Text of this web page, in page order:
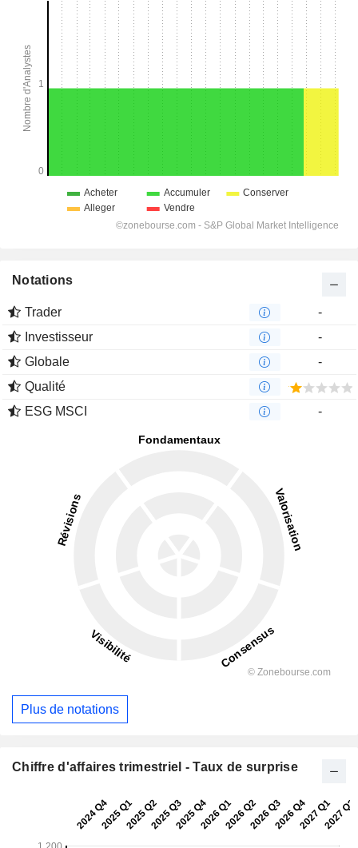
Notations
Trader
-
Investisseur
-
Globale
-
Qualité
ESG MSCI
-
Plus de notations
Chiffre d'affaires trimestriel - Taux de surprise